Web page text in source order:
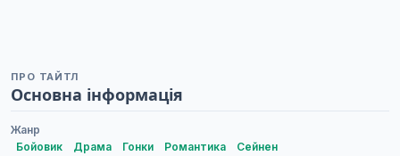
ПРО ТАЙТЛ
Основна інформація
Жанр
Бойовик
Драма Гонки Романтика Сейнен